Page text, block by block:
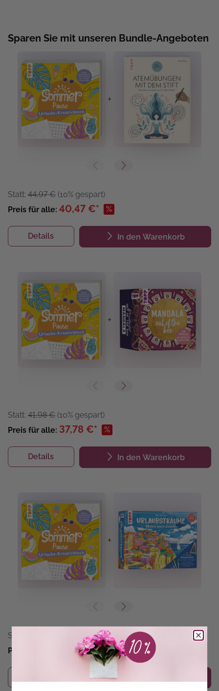
Sparen Sie mit unseren Bundle-Angeboten
+
Statt: 44,97 € (10% gespart)
Preis für alle: 40,47 €* %
Details In den Warenkorb
+
Statt: 41,98 € (10% gespart)
Preis für alle: 37,78 €* %
Details In den Warenkorb
+
Statt:
(10% gespart)
Preis für alle:
44,08 €* %
In den Warenkorb